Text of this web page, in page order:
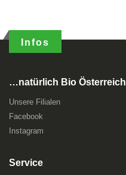
Infos
…natürlich Bio Österreich
Unsere Filialen
Facebook
Instagram
Service